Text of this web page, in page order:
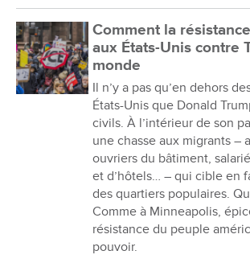
Comment la
aux États-Unis contre
monde
Il n’y a pas qu’en dehors
États-Unis que Donald
civils. À l’intérieur de son
une chasse aux migrants –
ouvriers du bâtiment,
et d’hôtels… – qui cible en
des quartiers populaires.
Comme à Minneapolis,
résistance du peuple
pouvoir.